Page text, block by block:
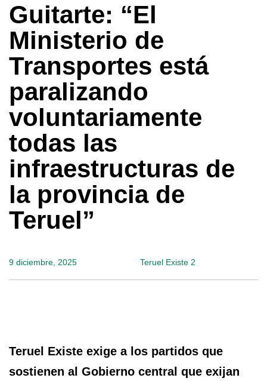
Guitarte: “El
Ministerio de
Transportes está
paralizando
voluntariamente
todas las
infraestructuras de
la provincia de
Teruel”
Teruel Existe 2
9 diciembre, 2025
Teruel Existe exige a los partidos que
sostienen al Gobierno central que exijan